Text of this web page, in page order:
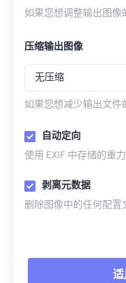
如果您想调整输出图像
压缩输出图像
无压缩
如果您想减少输出文件
自动定向
使用 EXIF 中存储的重
剥离元数据
删除图像中的任何配置